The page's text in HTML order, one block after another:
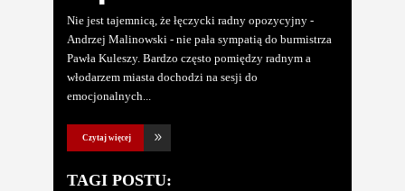
Nie jest tajemnicą, że łęczycki radny opozycyjny -
Andrzej Malinowski - nie pała sympatią do burmistrza
Pawła Kuleszy. Bardzo często pomiędzy radnym a
włodarzem miasta dochodzi na sesji do
emocjonalnych
Czytaj więcej
TAGI POSTU: